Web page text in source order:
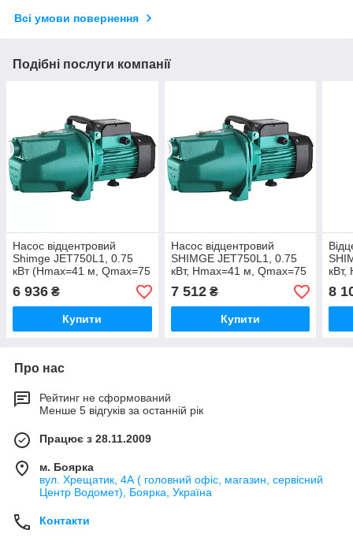
Всі умови повернення
Подібні послуги компанії
Насос відцентровий
Shimge JET750L1, 0.75
кВт (Hmax=41 м, Qmax=75
л/хв) - 29531
6 936 ₴
Купити
Насос відцентровий
SHIMGE JET750L1, 0.75
кВт, Нmax=41 м, Qmax=75
л/хв - 29397
7 512₴
Купити
л/
8
Про нас
Рейтинг не сформований
Менше 5 відгуків за останній рік
Працює з 28.11.2009
м. Боярка
вул. Хрещатик, 4А ( головний офіс, магазин, сервісний
Центр Водомет), Боярка, Україна
Контакти